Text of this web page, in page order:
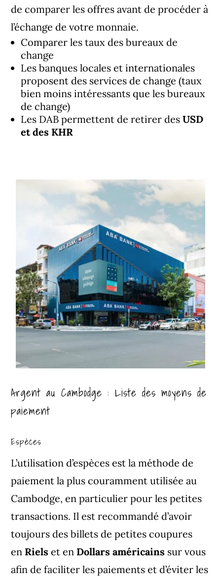
de comparer les offres avant de procéder à
l’échange de votre monnaie.
Comparer les taux des bureaux de
change
Les banques locales et internationales
proposent des services de change (taux
bien moins intéressants que les bureaux
de change)
Les DAB permettent de retirer des USD
et des KHR
Argent au Cambodge : Liste des moyens de
paiement
Espèces
L’utilisation d’espèces est la méthode de
paiement la plus couramment utilisée au
Cambodge, en particulier pour les petites
transactions. Il est recommandé d’avoir
toujours des billets de petites coupures
en Riels et en Dollars américains sur vous
afin de faciliter les paiements et d’éviter les